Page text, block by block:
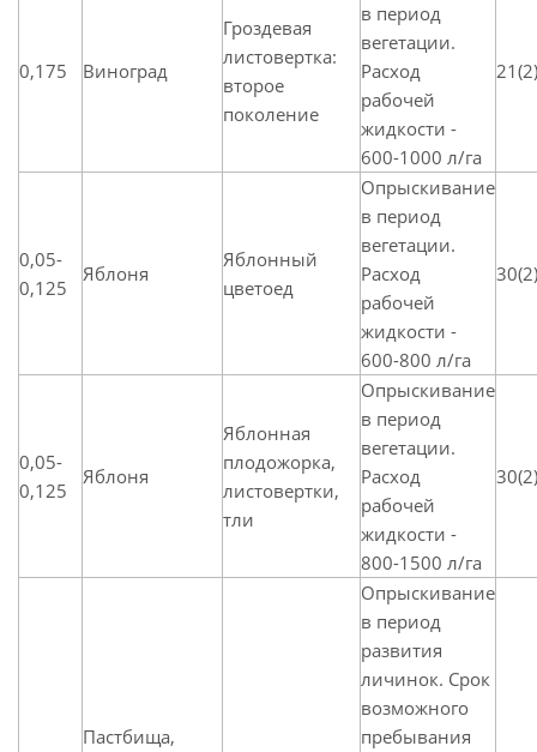
0,175 Виноград
Гроздевая
листовертка:
второе
поколение
в период
вегетации.
Расход
рабочей
жидкости -
600-1000 л/га
21(2)
0,05-
0,125
Яблоня
Яблонный
цветоед
Опрыскивание
в период
вегетации.
Расход
рабочей
жидкости -
600-800 л/га
30(2)
0,05-
0,125
Яблоня
Яблонная
плодожорка,
листовертки,
тли
Опрыскивание
в период
вегетации.
Расход
рабочей
жидкости -
800-1500 л/га
30(2)
Пастбища,
Опрыскивание
в период
развития
личинок. Срок
возможного
пребывания